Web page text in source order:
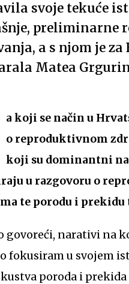
svoje tekuće
preliminarne
a s njom je za
Matea
a koji se način u
o reproduktivnom
koji su dominantni
u razgovoru o
te porodu i prekidu
govoreći, narativi na
fokusiram u svojem
poroda i